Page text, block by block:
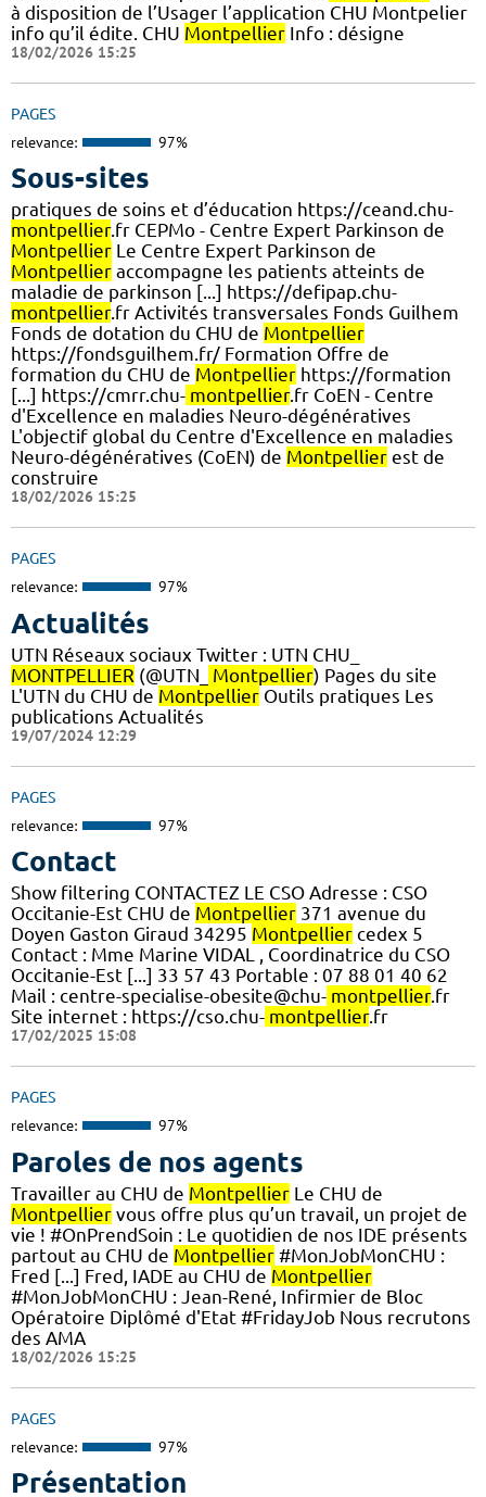
à disposition de l’Usager l’application CHU Montpelier
info qu’il édite. CHU Montpellier Info : désigne
18/02/2026 15:25
PAGES
relevance: 97%
Sous-sites
pratiques de soins et d’éducation https://ceand.chu-
montpellier.fr CEPMo - Centre Expert Parkinson de
Montpellier Le Centre Expert Parkinson de
Montpellier accompagne les patients atteints de
maladie de parkinson [...] https://defipap.chu-
montpellier.fr Activités transversales Fonds Guilhem
Fonds de dotation du CHU de Montpellier
https://fondsguilhem.fr/ Formation Offre de
formation du CHU de Montpellier https://formation
[...] https://cmrr.chu- montpellier.fr CoEN - Centre
d'Excellence en maladies Neuro-dégénératives
L'objectif global du Centre d'Excellence en maladies
Neuro-dégénératives (CoEN) de Montpellier est de
construire
18/02/2026 15:25
PAGES
relevance: 97%
Actualités
UTN Réseaux sociaux Twitter : UTN CHU_
MONTPELLIER (@UTN_ Montpellier) Pages du site
L'UTN du CHU de Montpellier Outils pratiques Les
publications Actualités
19/07/2024 12:29
PAGES
relevance: 97%
Contact
Show filtering CONTACTEZ LE CSO Adresse : CSO
Occitanie-Est CHU de Montpellier 371 avenue du
Doyen Gaston Giraud 34295 Montpellier cedex 5
Contact : Mme Marine VIDAL , Coordinatrice du CSO
Occitanie-Est [...] 33 57 43 Portable : 07 88 01 40 62
Mail : centre-specialise-obesite@chu- montpellier.fr
Site internet : https://cso.chu- montpellier.fr
17/02/2025 15:08
PAGES
relevance: 97%
Paroles de nos agents
Travailler au CHU de Montpellier Le CHU de
Montpellier vous offre plus qu’un travail, un projet de
vie ! #OnPrendSoin : Le quotidien de nos IDE présents
partout au CHU de Montpellier #MonJobMonCHU :
Fred [...] Fred, IADE au CHU de Montpellier
#MonJobMonCHU : Jean-René, Infirmier de Bloc
Opératoire Diplômé d'Etat #FridayJob Nous recrutons
des AMA
18/02/2026 15:25
PAGES
relevance: 97%
Présentation